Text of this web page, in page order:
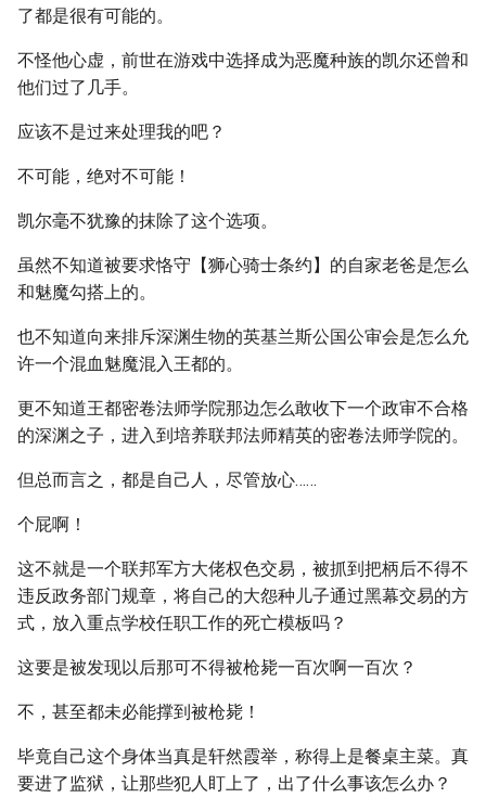
了都是很有可能的。
不怪他心虚，前世在游戏中选择成为恶魔种族的凯尔还曾和
他们过了几手。
应该不是过来处理我的吧？
不可能，绝对不可能！
凯尔毫不犹豫的抹除了这个选项。
虽然不知道被要求恪守【狮心骑士条约】的自家老爸是怎么
和魅魔勾搭上的。
也不知道向来排斥深渊生物的英基兰斯公国公审会是怎么允
许一个混血魅魔混入王都的。
更不知道王都密卷法师学院那边怎么敢收下一个政审不合格
的深渊之子，进入到培养联邦法师精英的密卷法师学院的。
但总而言之，都是自己人，尽管放心……
个屁啊！
这不就是一个联邦军方大佬权色交易，被抓到把柄后不得不
违反政务部门规章，将自己的大怨种儿子通过黑幕交易的方
式，放入重点学校任职工作的死亡模板吗？
这要是被发现以后那可不得被枪毙一百次啊一百次？
不，甚至都未必能撑到被枪毙！
毕竟自己这个身体当真是轩然霞举，称得上是餐桌主菜。真
要进了监狱，让那些犯人盯上了，出了什么事该怎么办？